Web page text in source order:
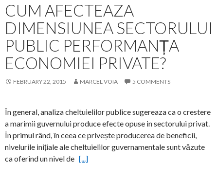
CUM AFECTEAZA
DIMENSIUNEA SECTORULUI
PUBLIC PERFORMANȚA
ECONOMIEI PRIVATE?
FEBRUARY 22, 2015 MARCEL VOIA 5 COMMENTS
În general, analiza cheltuielilor publice sugereaza ca o crestere
a marimii guvernului produce efecte opuse in sectorului privat.
În primul rând, în ceea ce privește producerea de beneficii,
nivelurile inițiale ale cheltuielilor guvernamentale sunt văzute
ca oferind un nivel de [...]